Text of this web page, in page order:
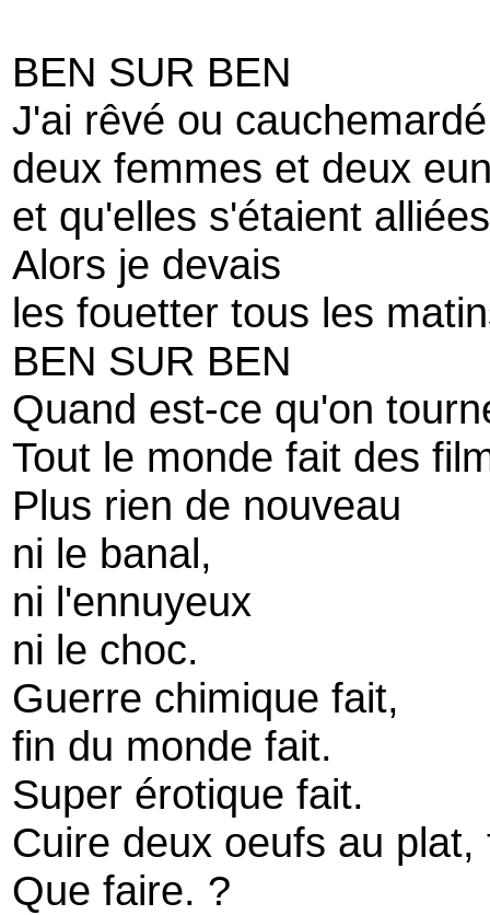
BEN SUR BEN
J'ai rêvé ou
deux femmes et deux
et qu'elles s'étaient
Alors je devais
les fouetter tous les
BEN SUR BEN
Quand est-ce qu'on
Tout le monde fait des
Plus rien de nouveau
ni le banal,
ni l'ennuyeux
ni le choc.
Guerre chimique fait,
fin du monde fait.
Super érotique fait.
Cuire deux oeufs au plat,
Que faire. ?